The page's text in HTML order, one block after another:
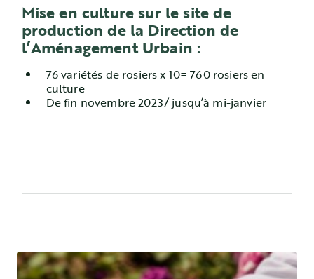
Mise en culture sur le site de
production de la Direction de
l’Aménagement Urbain :
76 variétés de rosiers x 10= 760 rosiers en
culture
De fin novembre 2023/ jusqu’à mi-janvier